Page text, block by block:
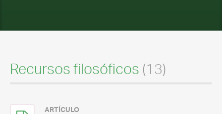
Recursos filosóficos (13)
ARTÍCULO